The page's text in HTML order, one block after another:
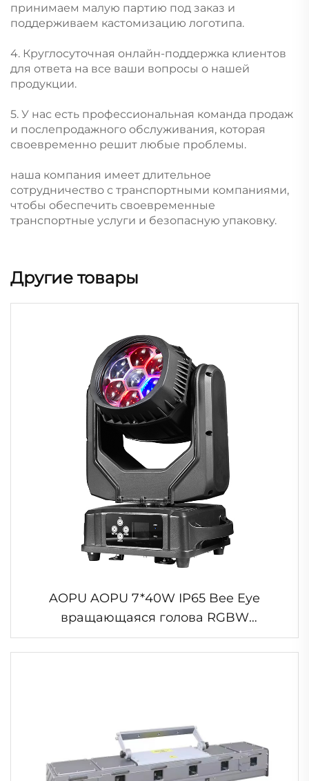
принимаем малую партию под заказ и
поддерживаем кастомизацию логотипа.
4. Круглосуточная онлайн-поддержка клиентов
для ответа на все ваши вопросы о нашей
продукции.
5. У нас есть профессиональная команда продаж
и послепродажного обслуживания, которая
своевременно решит любые проблемы.
наша компания имеет длительное
сотрудничество с транспортными компаниями,
чтобы обеспечить своевременные
транспортные услуги и безопасную упаковку.
Другие товары
AOPU AOPU 7*40W IP65 Bee Eye
вращающаяся голова RGBW
водонепроницаемый вращающаяся
голова сценический свет